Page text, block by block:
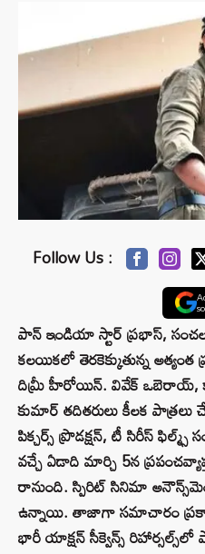
Follow Us :
పాన్ ఇండియా స్టార్ ప్రభాస్,
కలయికలో తెరకెక్కుతున్న అత్యంత
దిమ్రీ హీరోయిన్. వివేక్‌ ఒబెరాయ్,
కుమార్ తదితరులు కీలక పాత్రలు
పిక్చర్స్‌ ప్రొడక్షన్, టీ సిరీస్‌ ఫిల్మ్స్‌
వచ్చే ఏడాది మార్చి 5న
రానుంది. స్పిరిట్ సినిమా
ఉన్నాయి. తాజాగా సమాచారం
భారీ యాక్షన్ సీక్వెన్స్‌ రిహార్సల్స్‌లో